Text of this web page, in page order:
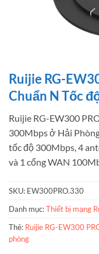
Ruijie RG-
Chuẩn N Tốc
Ruijie RG-EW300
300Mbps ở Hải
tốc độ 300Mbps, 4
và 1 cổng WAN
SKU: EW300PRO.330
Danh mục:Thiết bị mạng
Thẻ: Ruijie RG-EW300
phòng